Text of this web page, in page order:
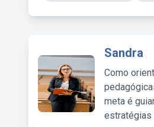
Sandra
Como
meta é
estratégias